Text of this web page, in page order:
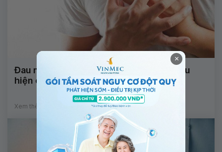
Đau nhói một vài vị trí quanh ngực là biểu
hiện của bệnh gì?
Xem thêm
×